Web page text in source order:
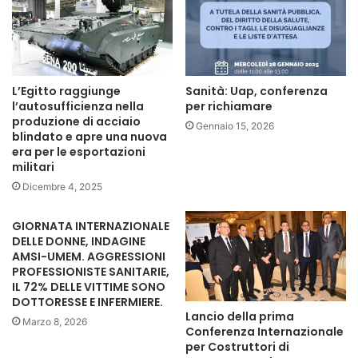
fede e la preghiera danno il senso pieno a tutto ciò che
facciamo”, conclude il Vescovo di Roma, ammonendo:
“Ciascuno per la propria parte, soprattutto nei momenti di
prova, ricordiamo di essere membra di un unico
organismo, che ha per fine la testimonianza del Vangelo
secondo il comando del Signore, Pastore buono e Capo
della Chiesa”.
Copy URL
L’Egitto raggiunge
l’autosufficienza nella
produzione di acciaio
blindato e apre una nuova
era per le esportazioni
militari
Dicembre 4, 2025
Sanità: Uap, conferenza
per richiamare
Gennaio 15, 2026
GIORNATA INTERNAZIONALE
DELLE DONNE, INDAGINE
AMSI-UMEM. AGGRESSIONI
PROFESSIONISTE SANITARIE,
IL 72% DELLE VITTIME SONO
DOTTORESSE E INFERMIERE.
Marzo 8, 2026
Lancio della prima
Conferenza Internazionale
per Costruttori di